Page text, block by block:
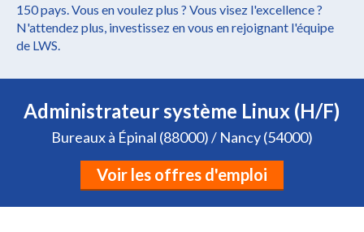
150 pays. Vous en voulez plus ? Vous visez l'excellence ?
N'attendez plus, investissez en vous en rejoignant l'équipe
de LWS.
Administrateur système Linux (H/F)
Bureaux à Épinal (88000) / Nancy (54000)
Voir les offres d'emploi